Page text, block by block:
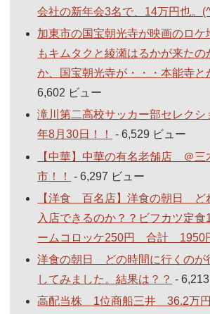
会社の新年会3名で、14万円也。
加東市の国宝朝光寺が映画のロケ
もキムタクと綾瀬はるかが来たの
か、国宝朝光寺が・・・本能寺と
6,602 ビュー
滝川第二高校サッカー部セレク
年8月30日！！
- 6,529 ビュー
【中華】中華の有名老舗店 ＠
市！！
- 6,297 ビュー
【洋食 百名店】洋食の朝日 ど
入店できるのか？？ビフカツ定
ームコロッケ250円 合計 1950
洋食の朝日 どの時間に行くのが
してみました。結果は？？ -
高配当株 1位商船三井 36.2万円